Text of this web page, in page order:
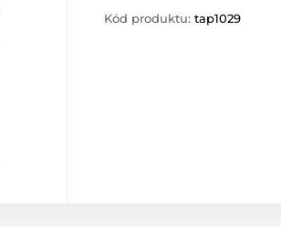
Kód produktu: tap1029